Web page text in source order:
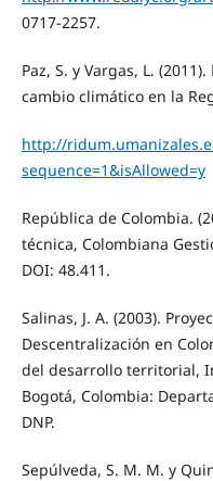
0717-2257.
Paz, S. y Vargas, L.
cambio climático en la
http://
sequence=1&isAllowed=y
República de Colombia.
técnica, Colombiana
DOI: 48.411.
Salinas, J. A. (2003).
Descentralización en
del desarrollo territorial,
Bogotá, Colombia:
DNP.
Sepúlveda, S. M. M. y